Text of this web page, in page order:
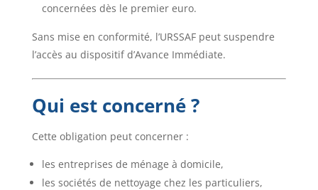
concernées dès le premier euro.
Sans mise en conformité, l’URSSAF peut suspendre
l’accès au dispositif d’Avance Immédiate.
Qui est concerné ?
Cette obligation peut concerner :
les entreprises de ménage à domicile,
les sociétés de nettoyage chez les particuliers,